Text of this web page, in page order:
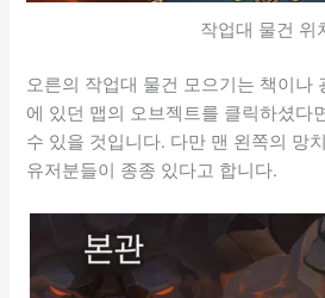
작업대 물건 위
오른의 작업대 물건 모으기는 책이나
에 있던 맵의 오브젝트를 클릭하셨다
수 있을 것입니다. 다만 맨 왼쪽의 망
유저분들이 종종 있다고 합니다.